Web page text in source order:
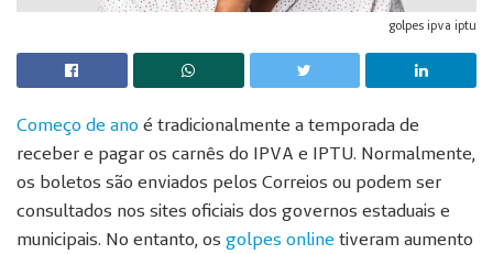
golpes ipva iptu
Começo de ano é tradicionalmente a temporada de
receber e pagar os carnês do IPVA e IPTU. Normalmente,
os boletos são enviados pelos Correios ou podem ser
consultados nos sites oficiais dos governos estaduais e
municipais. No entanto, os golpes online tiveram aumento